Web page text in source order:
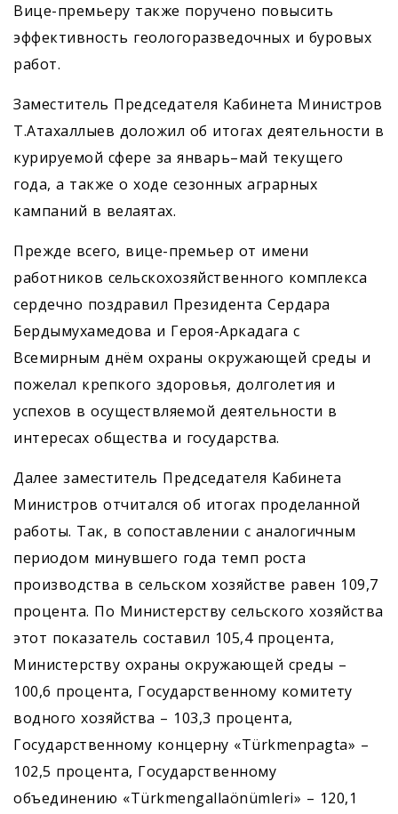
Вице-премьеру также поручено повысить
эффективность геологоразведочных и буровых
работ.
Заместитель Председателя Кабинета Министров
Т.Атахаллыев доложил об итогах деятельности в
курируемой сфере за январь–май текущего
года, а также о ходе сезонных аграрных
кампаний в велаятах.
Прежде всего, вице-премьер от имени
работников сельскохозяйственного комплекса
сердечно поздравил Президента Сердара
Бердымухамедова и Героя-­Аркадага с
Всемирным днём охраны окружающей среды и
пожелал крепкого здоровья, долголетия и
успехов в осуществляемой деятельности в
интересах общества и государства.
Далее заместитель Председателя Кабинета
Министров отчитался об итогах проделанной
работы. Так, в сопоставлении с аналогичным
периодом минувшего года темп роста
производства в сельском хозяйстве равен 109,7
процента. По Министерству сельского хозяйства
этот показатель составил 105,4 процента,
Министерству охраны окружающей среды –
100,6 процента, Государственному комитету
водного хозяйства – 103,3 процента,
Государственному концерну «Türkmenpagta» –
102,5 процента, Государственному
объединению «Türkmengallaönümleri» – 120,1